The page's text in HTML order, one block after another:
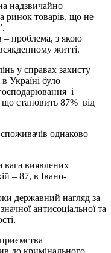
надзвичайно
ринок товарів, що не
проблема, з якою
житті.
у справах захисту
Україні було
і
становить 87% від
однаково
вага виявлених
– 87, в Івано-
державний нагляд за
антисоціальної та